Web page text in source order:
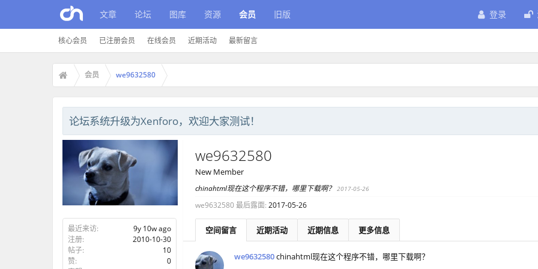
文章 论坛 图库 资源 会员
核心会员 已注册会员 在线会员 近期活动 最新留言
旧版 登录
会员 we9632580
论坛系统升级为Xenforo，欢迎大家测试！
最近来访:
9y 10w ago
注册:
2010-10-30
帖子:
10
赞:
0
we9632580
New Member
chinahtml现在这个程序不错，哪里下载啊？ 2017-05-26
we9632580 最后露面: 2017-05-26
空间留言 近期活动 近期信息 更多信息
we9632580chinahtml现在这个程序不错，哪里下载啊？